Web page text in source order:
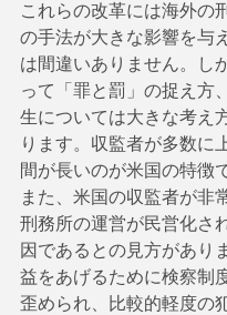
これらの改革には海外の
の手法が大きな影響を与
は間違いありません。し
って「罪と罰」の捉え方
生については大きな考え
ります。収監者が多数に
間が長いのが米国の特徴
また、米国の収監者が非
刑務所の運営が民営化さ
因であるとの見方があり
益をあげるために検察制
歪められ、比較的軽度の